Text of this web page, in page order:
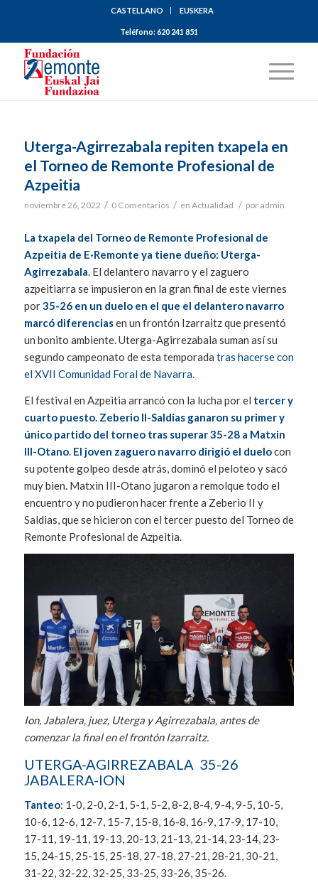
CASTELLANO EUSKERA
Teléfono:620 241 851
Uterga-Agirrezabala repiten txapela en
el Torneo de Remonte Profesional de
Azpeitia
noviembre 26, 2022 / 0 Comentarios / en Actualidad / por admin
La txapela del Torneo de Remonte Profesional de
Azpeitia de E·Remonte ya tiene dueño: Uterga-
Agirrezabala. El delantero navarro y el zaguero
azpeitiarra se impusieron en la gran final de este viernes
por35-26 en un duelo en el que el delantero navarro
marcó diferenciasen un frontón Izarraitz que presentó
un bonito ambiente. Uterga-Agirrezabala suman así su
segundo campeonato de esta temporada tras hacerse con
el XVII Comunidad Foral de Navarra.
El festival en Azpeitia arrancó con la lucha por el tercer y
cuarto puesto. Zeberio II-Saldias ganaron su primer y
único partido del torneo tras superar 35-28 a Matxin
III-Otano. El joven zaguero navarro dirigió el duelocon
su potente golpeo desde atrás, dominó el peloteo y sacó
muy bien. Matxin III-Otano jugaron a remolque todo el
encuentro y no pudieron hacer frente a Zeberio II y
Saldias, que se hicieron con el tercer puesto del Torneo de
Remonte Profesional de Azpeitia.
Ion, Jabalera, juez, Uterga y Agirrezabala, antes de
comenzar la final en el frontón Izarraitz.
UTERGA-AGIRREZABALA 35-26
JABALERA-ION
Tanteo: 1-0, 2-0, 2-1, 5-1, 5-2, 8-2, 8-4, 9-4, 9-5, 10-5,
10-6, 12-6, 12-7, 15-7, 15-8, 16-8, 16-9, 17-9, 17-10,
17-11, 19-11, 19-13, 20-13, 21-13, 21-14, 23-14, 23-
15, 24-15, 25-15, 25-18, 27-18, 27-21, 28-21, 30-21,
31-22, 32-22, 32-25, 33-25, 33-26, 35-26.